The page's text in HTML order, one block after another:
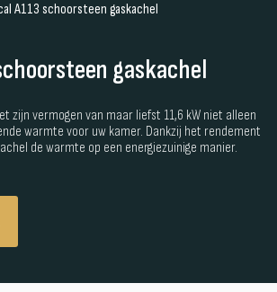
A113 schoorsteen gaskachel
gaskachel
zijn vermogen van maar liefst 11,6 kW niet alleen
warmte voor uw kamer. Dankzij het rendement
de warmte op een energiezuinige manier.